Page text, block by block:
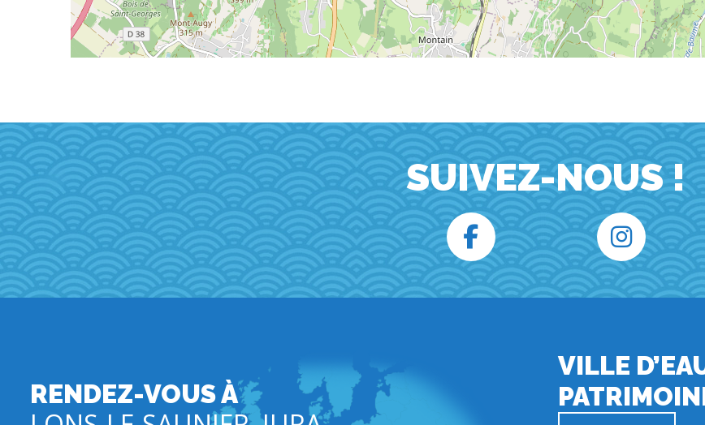
SUIVEZ-NOUS !
RENDEZ-VOUS À
VILLE